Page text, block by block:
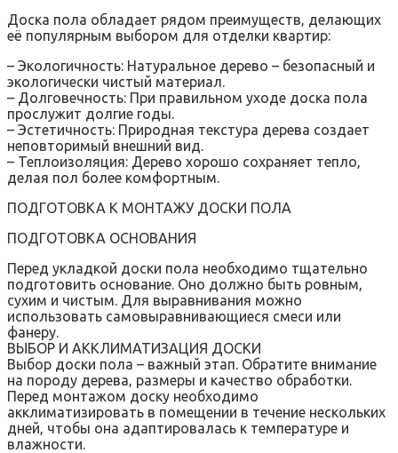
Доска пола обладает рядом преимуществ‚ делающих
её популярным выбором для отделки квартир:
– Экологичность: Натуральное дерево – безопасный и
экологически чистый материал.
– Долговечность: При правильном уходе доска пола
прослужит долгие годы.
– Эстетичность: Природная текстура дерева создает
неповторимый внешний вид.
– Теплоизоляция: Дерево хорошо сохраняет тепло‚
делая пол более комфортным.
ПОДГОТОВКА К МОНТАЖУ ДОСКИ ПОЛА
ПОДГОТОВКА ОСНОВАНИЯ
Перед укладкой доски пола необходимо тщательно
подготовить основание. Оно должно быть ровным‚
сухим и чистым. Для выравнивания можно
использовать самовыравнивающиеся смеси или
фанеру.
ВЫБОР И АККЛИМАТИЗАЦИЯ ДОСКИ
Выбор доски пола – важный этап. Обратите внимание
на породу дерева‚ размеры и качество обработки.
Перед монтажом доску необходимо
акклиматизировать в помещении в течение нескольких
дней‚ чтобы она адаптировалась к температуре и
влажности.